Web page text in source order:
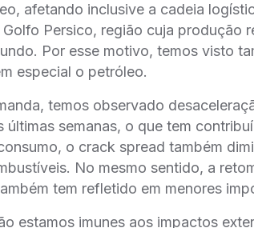
afetando inclusive a cadeia
Persico, região cuja produção
Por esse motivo, temos visto
especial o petróleo.
temos observado
últimas semanas, o que tem
o crack spread também
No mesmo sentido, a
tem refletido em menores
estamos imunes aos impactos